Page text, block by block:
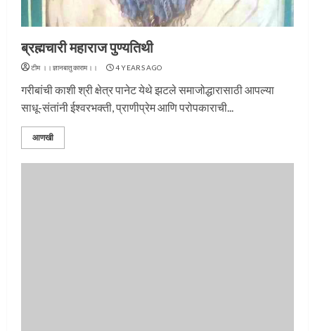
ब्रह्मचारी महाराज पुण्यतिथी
टीम ।।ज्ञानबातुकाराम।। 4 YEARS AGO
गरीबांची काशी श्री क्षेत्र पानेट येथे झटले समाजोद्धारासाठी आपल्या
साधू-संतांनी ईश्‍वरभक्‍ती, प्राणीप्रेम आणि परोपकाराची...
आणखी